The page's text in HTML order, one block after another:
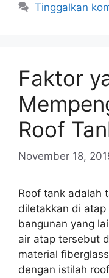
Tinggalkan
Faktor
Roof
November 18,
Roof tank adalah
diletakkan di
bangunan yang
air atap tersebut
material
dengan istilah